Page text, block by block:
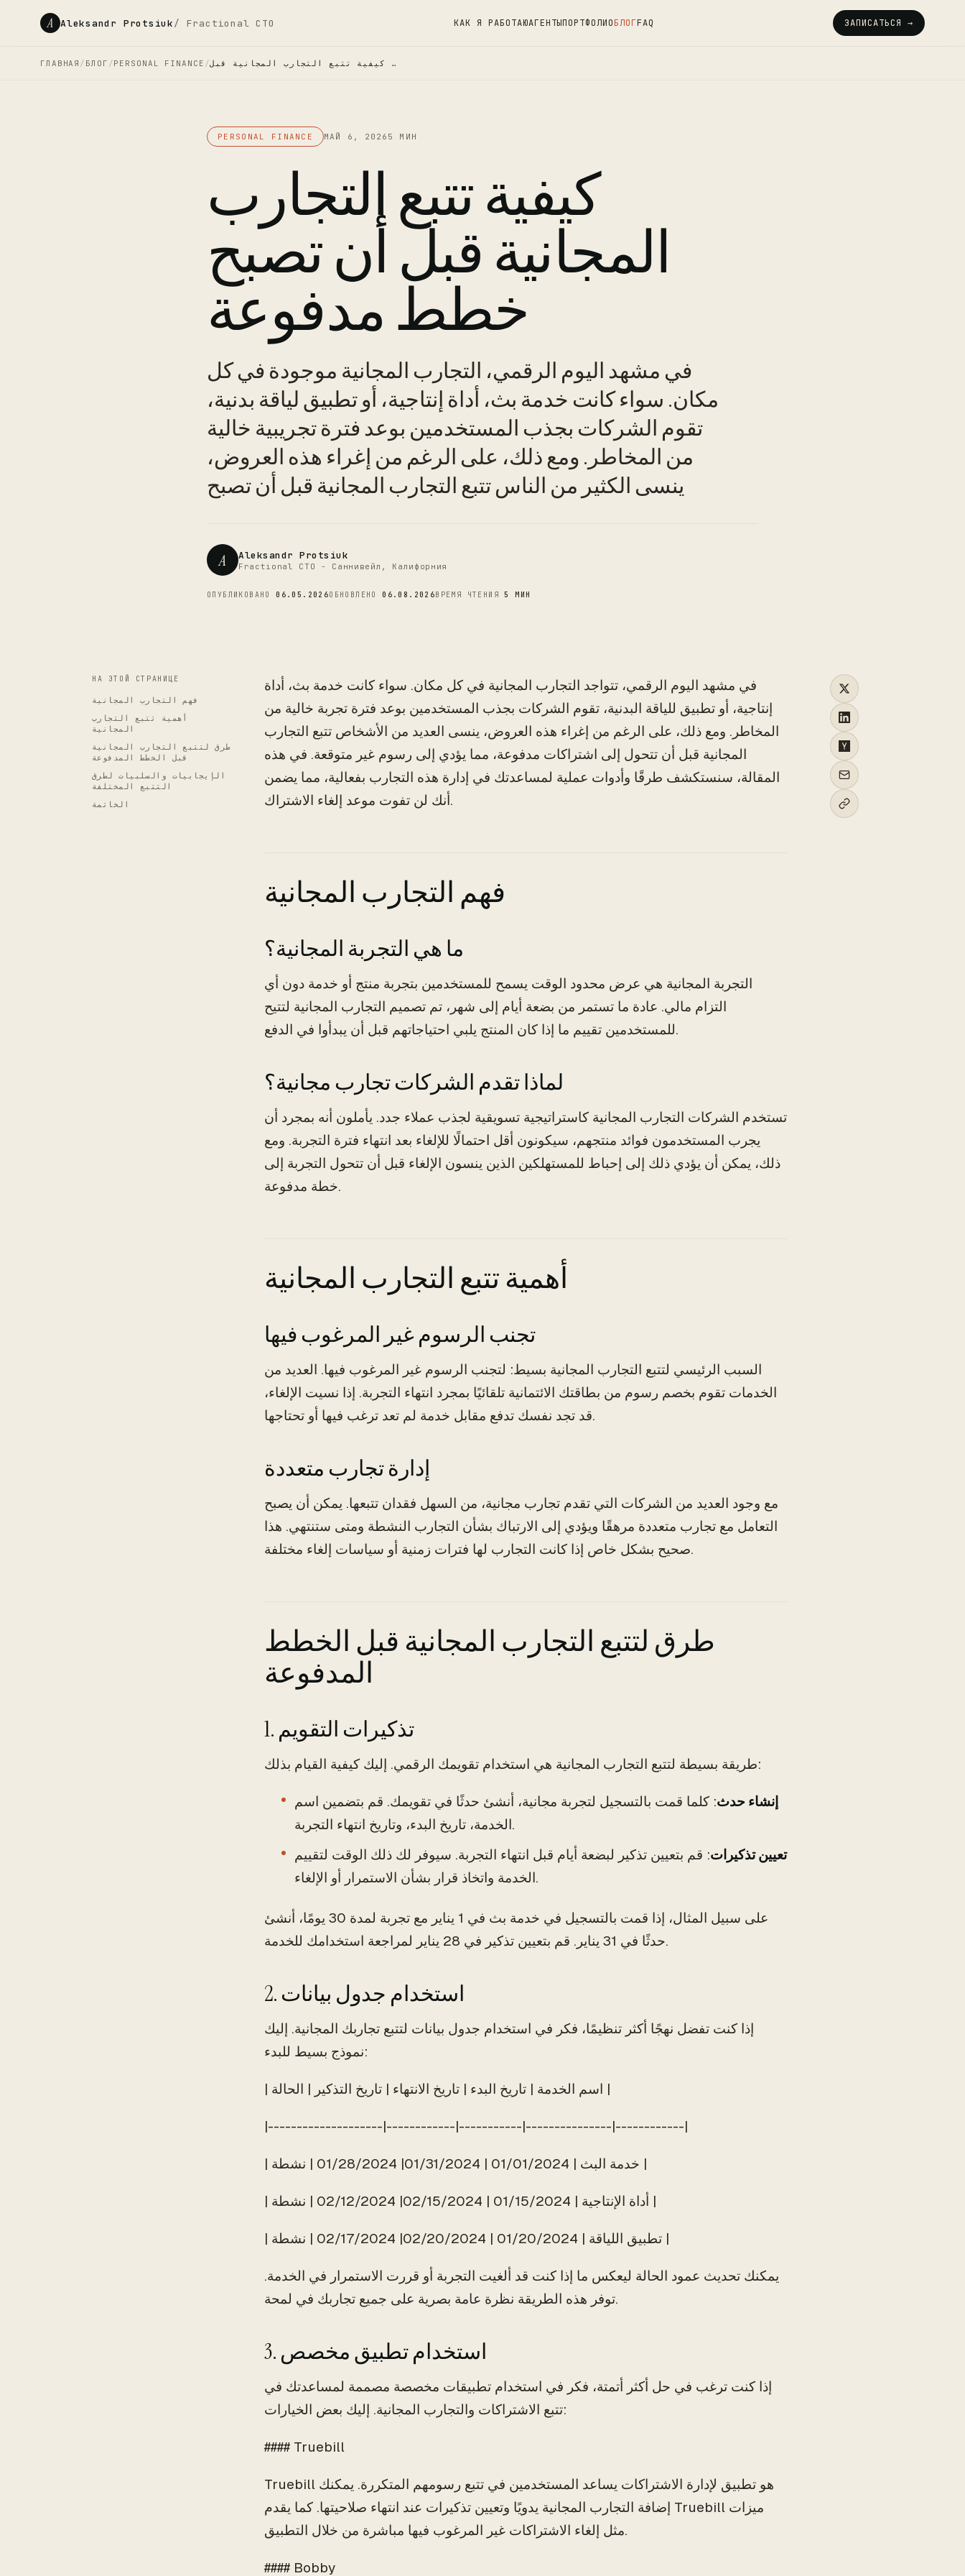
A Aleksandr Protsiuk/ Fractional CTO КАК Я РАБОТАЮАГЕНТЫПОРТФОЛИОБЛОГFAQ ЗАПИСАТЬСЯ →
ГЛАВНАЯ / БЛОГ /PERSONAL FINANCE / كيفية تتبع التجارب المجانية قبل …
PERSONAL FINANCE МАЙ 6, 2026 5 МИН
كيفية تتبع التجارب
المجانية قبل أن تصبح
خطط مدفوعة
في مشهد اليوم الرقمي، التجارب المجانية موجودة في كل
مكان. سواء كانت خدمة بث، أداة إنتاجية، أو تطبيق لياقة بدنية،
تقوم الشركات بجذب المستخدمين بوعد فترة تجريبية خالية
من المخاطر. ومع ذلك، على الرغم من إغراء هذه العروض،
ينسى الكثير من الناس تتبع التجارب المجانية قبل أن تصبح
A Aleksandr Protsiuk
Fractional CTO - Саннивейл, Калифорния
ОПУБЛИКОВАНО06.05.2026ОБНОВЛЕНО06.08.2026ВРЕМЯ ЧТЕНИЯ5 МИН
CTO
НА ЭТОЙ СТРАНИЦЕ
فهم التجارب المجانية
أهمية تتبع التجارب
المجانية
طرق لتتبع التجارب المجانية
قبل الخطط المدفوعة
الإيجابيات والسلبيات لطرق
التتبع المختلفة
الخاتمة
في مشهد اليوم الرقمي، تتواجد التجارب المجانية في كل مكان. سواء كانت خدمة بث، أداة
إنتاجية، أو تطبيق للياقة البدنية، تقوم الشركات بجذب المستخدمين بوعد فترة تجربة خالية من
المخاطر. ومع ذلك، على الرغم من إغراء هذه العروض، ينسى العديد من الأشخاص تتبع التجارب
المجانية قبل أن تتحول إلى اشتراكات مدفوعة، مما يؤدي إلى رسوم غير متوقعة. في هذه
المقالة، سنستكشف طرقًا وأدوات عملية لمساعدتك في إدارة هذه التجارب بفعالية، مما يضمن
أنك لن تفوت موعد إلغاء الاشتراك.
فهم التجارب المجانية
ما هي التجربة المجانية؟
التجربة المجانية هي عرض محدود الوقت يسمح للمستخدمين بتجربة منتج أو خدمة دون أي
التزام مالي. عادة ما تستمر من بضعة أيام إلى شهر، تم تصميم التجارب المجانية لتتيح
للمستخدمين تقييم ما إذا كان المنتج يلبي احتياجاتهم قبل أن يبدأوا في الدفع.
لماذا تقدم الشركات تجارب مجانية؟
تستخدم الشركات التجارب المجانية كاستراتيجية تسويقية لجذب عملاء جدد. يأملون أنه بمجرد أن
يجرب المستخدمون فوائد منتجهم، سيكونون أقل احتمالًا للإلغاء بعد انتهاء فترة التجربة. ومع
ذلك، يمكن أن يؤدي ذلك إلى إحباط للمستهلكين الذين ينسون الإلغاء قبل أن تتحول التجربة إلى
خطة مدفوعة.
أهمية تتبع التجارب المجانية
تجنب الرسوم غير المرغوب فيها
السبب الرئيسي لتتبع التجارب المجانية بسيط: لتجنب الرسوم غير المرغوب فيها. العديد من
الخدمات تقوم بخصم رسوم من بطاقتك الائتمانية تلقائيًا بمجرد انتهاء التجربة. إذا نسيت الإلغاء،
قد تجد نفسك تدفع مقابل خدمة لم تعد ترغب فيها أو تحتاجها.
إدارة تجارب متعددة
مع وجود العديد من الشركات التي تقدم تجارب مجانية، من السهل فقدان تتبعها. يمكن أن يصبح
التعامل مع تجارب متعددة مرهقًا ويؤدي إلى الارتباك بشأن التجارب النشطة ومتى ستنتهي. هذا
صحيح بشكل خاص إذا كانت التجارب لها فترات زمنية أو سياسات إلغاء مختلفة.
طرق لتتبع التجارب المجانية قبل الخطط
المدفوعة
1. تذكيرات التقويم
طريقة بسيطة لتتبع التجارب المجانية هي استخدام تقويمك الرقمي. إليك كيفية القيام بذلك:
إنشاء حدث: كلما قمت بالتسجيل لتجربة مجانية، أنشئ حدثًا في تقويمك. قم بتضمين اسم
الخدمة، تاريخ البدء، وتاريخ انتهاء التجربة.
تعيين تذكيرات: قم بتعيين تذكير لبضعة أيام قبل انتهاء التجربة. سيوفر لك ذلك الوقت لتقييم
الخدمة واتخاذ قرار بشأن الاستمرار أو الإلغاء.
على سبيل المثال، إذا قمت بالتسجيل في خدمة بث في 1 يناير مع تجربة لمدة 30 يومًا، أنشئ
حدثًا في 31 يناير. قم بتعيين تذكير في 28 يناير لمراجعة استخدامك للخدمة.
2. استخدام جدول بيانات
إذا كنت تفضل نهجًا أكثر تنظيمًا، فكر في استخدام جدول بيانات لتتبع تجاربك المجانية. إليك
نموذج بسيط للبدء:
| اسم الخدمة | تاريخ البدء | تاريخ الانتهاء | تاريخ التذكير | الحالة |
|--------------------|------------|-----------|---------------|------------|
| خدمة البث | 01/01/2024 | 01/31/2024| 01/28/2024 | نشطة |
| أداة الإنتاجية | 01/15/2024 | 02/15/2024| 02/12/2024 | نشطة |
| تطبيق اللياقة | 01/20/2024 | 02/20/2024| 02/17/2024 | نشطة |
يمكنك تحديث عمود الحالة ليعكس ما إذا كنت قد ألغيت التجربة أو قررت الاستمرار في الخدمة.
توفر هذه الطريقة نظرة عامة بصرية على جميع تجاربك في لمحة.
3. استخدام تطبيق مخصص
إذا كنت ترغب في حل أكثر أتمتة، فكر في استخدام تطبيقات مخصصة مصممة لمساعدتك في
تتبع الاشتراكات والتجارب المجانية. إليك بعض الخيارات:
#### Truebill
Truebill هو تطبيق لإدارة الاشتراكات يساعد المستخدمين في تتبع رسومهم المتكررة. يمكنك
إضافة التجارب المجانية يدويًا وتعيين تذكيرات عند انتهاء صلاحيتها. كما يقدم Truebill ميزات
مثل إلغاء الاشتراكات غير المرغوب فيها مباشرة من خلال التطبيق.
#### Bobby